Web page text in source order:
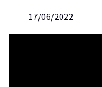
17/06/2022